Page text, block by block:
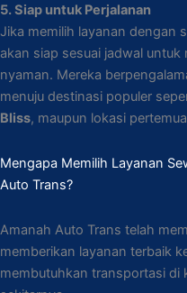
5. Siap untuk Perjalanan
Jika memilih layanan dengan
akan siap sesuai jadwal
nyaman. Mereka
menuju destinasi populer
Bliss, maupun lokasi
Mengapa Memilih Layanan
Auto Trans?
Amanah Auto Trans telah
memberikan layanan terbaik
membutuhkan transportasi di